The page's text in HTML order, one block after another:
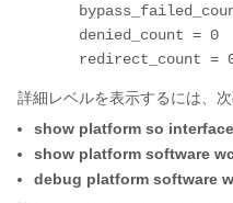
詳細レベルを表示するには、
show platform so
show platform software
debug platform software